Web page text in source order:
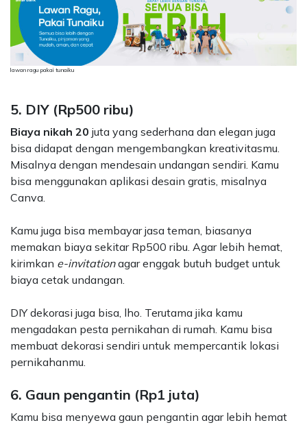
lawan ragu pakai tunaiku
5. DIY (Rp500 ribu)
Biaya nikah 20 juta yang sederhana dan elegan juga
bisa didapat dengan mengembangkan kreativitasmu.
Misalnya dengan mendesain undangan sendiri. Kamu
bisa menggunakan aplikasi desain gratis, misalnya
Canva.
Kamu juga bisa membayar jasa teman, biasanya
memakan biaya sekitar Rp500 ribu. Agar lebih hemat,
kirimkan e-invitationagar enggak butuh budget untuk
biaya cetak undangan.
DIY dekorasi juga bisa, lho. Terutama jika kamu
mengadakan pesta pernikahan di rumah. Kamu bisa
membuat dekorasi sendiri untuk mempercantik lokasi
pernikahanmu.
6. Gaun pengantin (Rp1 juta)
Kamu bisa menyewa gaun pengantin agar lebih hemat